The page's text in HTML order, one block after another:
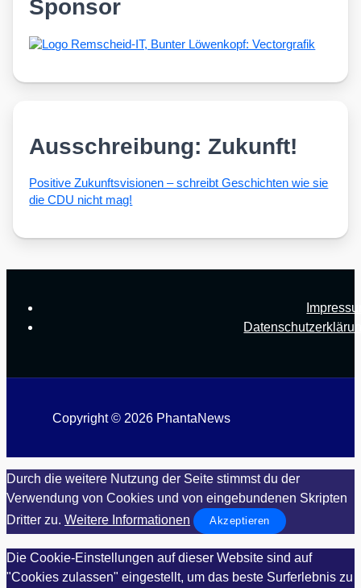
Sponsor
Ausschreibung: Zukunft!
Posi­ti­ve Zukunfts­vi­sio­nen – schreibt Geschich­ten wie sie
die CDU nicht mag!
Copyright © 2026 PhantaNews
Durch die weitere Nutzung der Seite stimmst du der
Verwendung von Cookies und von eingebundenen Skripten
Dritter zu. Weitere Informationen Akzeptieren
Die Cookie-Einstellungen auf dieser Website sind auf
"Cookies zulassen" eingestellt, um das beste Surferlebnis zu